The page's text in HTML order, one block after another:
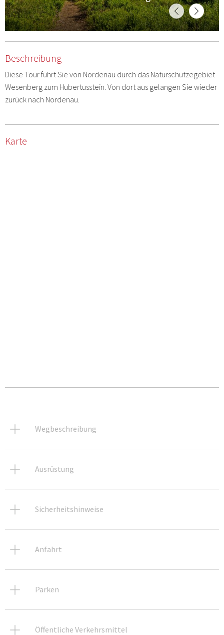
Beschreibung
Diese Tour führt Sie von Nordenau durch das Naturschutzegebiet
Wesenberg zum Hubertusstein. Von dort aus gelangen Sie wieder
zurück nach Nordenau.
Karte
Wegbeschreibung
Ausrüstung
Sicherheitshinweise
Anfahrt
Parken
Öffentliche Verkehrsmittel